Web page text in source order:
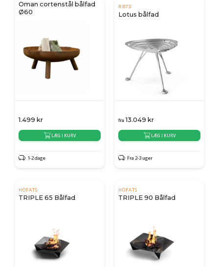
Oman cortenstål bålfad
Ø60
1.499 kr
LÆG I KURV
1-2 dage
RB73
Lotus bålfad
fra 13.049 kr
LÆG I KURV
Fra 2-3 uger
HÖFATS
TRIPLE 65 Bålfad
HÖFATS
TRIPLE 90 Bålfad